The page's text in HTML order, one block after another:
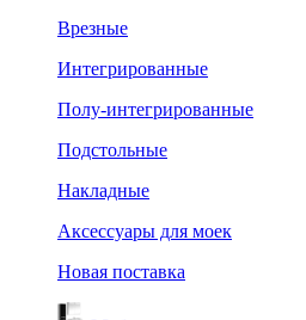
Врезные
Интегрированные
Полу-интегрированные
Подстольные
Накладные
Аксессуары для моек
Новая поставка